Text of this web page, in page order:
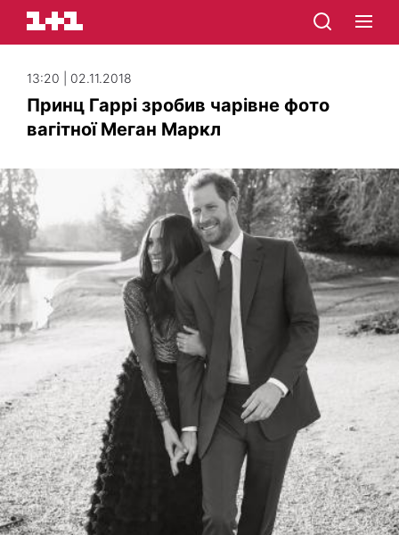
13:20 | 02.11.2018
Принц Гаррі зробив чарівне фото
вагітної Меган Маркл